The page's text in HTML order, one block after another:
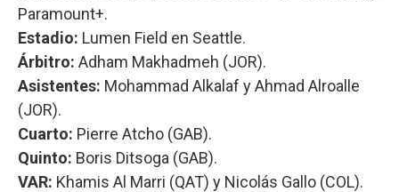
Paramount+.
Estadio: Lumen Field en Seattle.
Árbitro: Adham Makhadmeh (JOR).
Asistentes: Mohammad Alkalaf y Ahmad Alroalle
(JOR).
Cuarto: Pierre Atcho (GAB).
Quinto: Boris Ditsoga (GAB).
VAR: Khamis Al Marri (QAT) y Nicolás Gallo (COL).